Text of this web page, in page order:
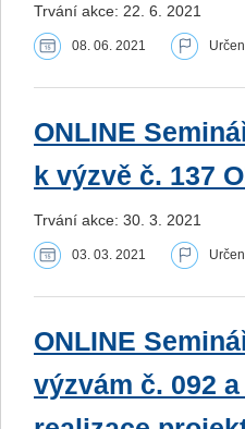
Trvání akce: 22. 6. 2021
08. 06. 2021
ONLINE
k výzvě č. 137
Trvání akce: 30. 3. 2021
03. 03. 2021
ONLINE
výzvám č. 092